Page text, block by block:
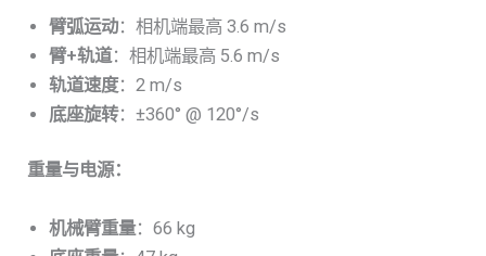
臂弧运动：相机端最高 3.6 m/s
臂+轨道：相机端最高 5.6 m/s
轨道速度：2 m/s
底座旋转：±360° @ 120°/s
重量与电源：
机械臂重量：66 kg